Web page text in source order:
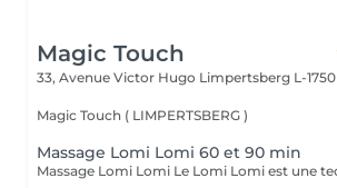
Magic Touch
33, Avenue Victor Hugo Limpertsberg L-1750
Magic Touch ( LIMPERTSBERG )
Massage Lomi Lomi 60 et 90 min